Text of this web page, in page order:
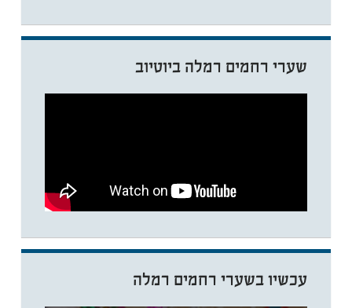
שערי רחמים רמלה ביוטיוב
עכשיו בשערי רחמים רמלה